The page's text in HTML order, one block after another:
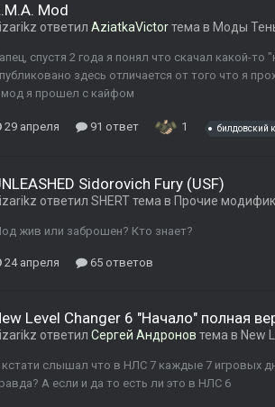
Mod
ответил AziatkaVictorтема в Моды
спустя 2 года я понял что скачал какой-то
здесь отличается от того что я
мод я прошел с кайфом
29 апреля 91 ответ 1 билдовский
Sidorovich Fury (USF)
ответил SHERTтема в Прочие
жив или заброшен? Кто знает?
24 апреля 65 ответов
Level Changer 6 "Начало" полная
ответил Сергей Андронов тема в New
кстати слышал что в НЛС 7 каждые 7 игровых
А если и да то есть ли это в НЛС 6